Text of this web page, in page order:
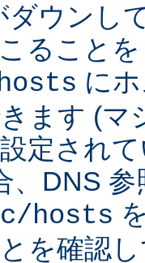
ダウンし
ること
に
ます (マ
定され
、DNS
hosts
を確認